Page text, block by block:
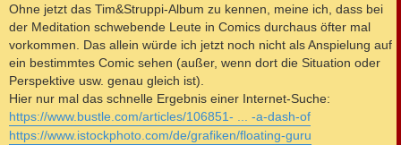
Ohne jetzt das Tim&Struppi-Album zu kennen, meine ich, dass bei
der Meditation schwebende Leute in Comics durchaus öfter mal
vorkommen. Das allein würde ich jetzt noch nicht als Anspielung auf
ein bestimmtes Comic sehen (außer, wenn dort die Situation oder
Perspektive usw. genau gleich ist).
Hier nur mal das schnelle Ergebnis einer Internet-Suche:
https://www.bustle.com/articles/106851- ... -a-dash-of
https://www.istockphoto.com/de/grafiken/floating-guru